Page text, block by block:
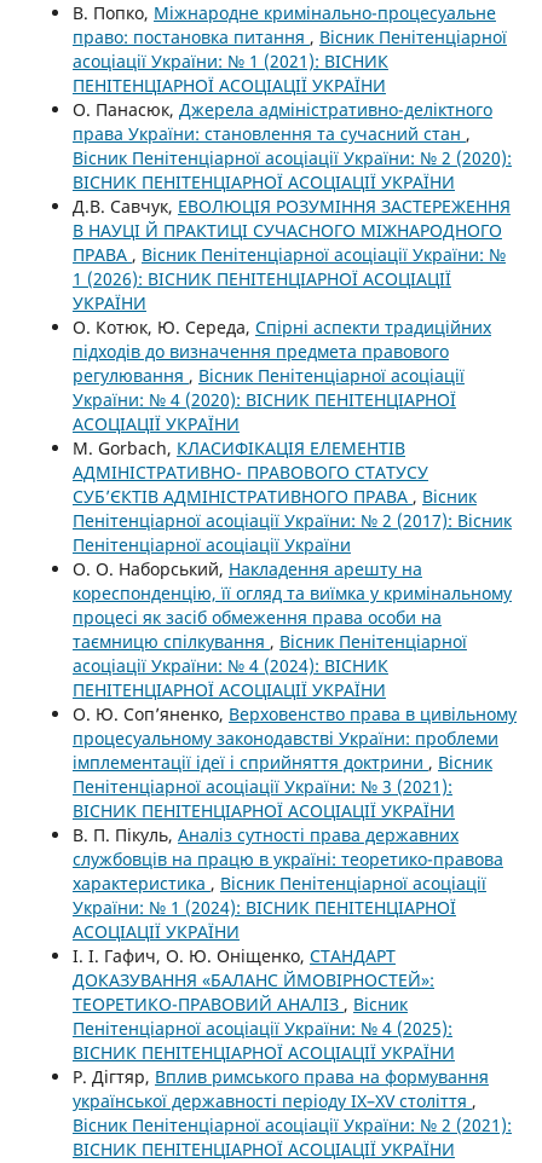
В. Попко, Міжнародне кримінально-процесуальне
право: постановка питання , Вісник Пенітенціарної
асоціації України: № 1 (2021): ВІСНИК
ПЕНІТЕНЦІАРНОЇ АСОЦІАЦІЇ УКРАЇНИ
О. Панасюк, Джерела адміністративно-деліктного
права України: становлення та сучасний стан ,
Вісник Пенітенціарної асоціації України: № 2 (2020):
ВІСНИК ПЕНІТЕНЦІАРНОЇ АСОЦІАЦІЇ УКРАЇНИ
Д.В. Савчук, ЕВОЛЮЦІЯ РОЗУМІННЯ ЗАСТЕРЕЖЕННЯ
В НАУЦІ Й ПРАКТИЦІ СУЧАСНОГО МІЖНАРОДНОГО
ПРАВА , Вісник Пенітенціарної асоціації України: №
1 (2026): ВІСНИК ПЕНІТЕНЦІАРНОЇ АСОЦІАЦІЇ
УКРАЇНИ
О. Котюк, Ю. Середа, Спірні аспекти традиційних
підходів до визначення предмета правового
регулювання , Вісник Пенітенціарної асоціації
України: № 4 (2020): ВІСНИК ПЕНІТЕНЦІАРНОЇ
АСОЦІАЦІЇ УКРАЇНИ
M. Gorbach, КЛАСИФІКАЦІЯ ЕЛЕМЕНТІВ
АДМІНІСТРАТИВНО- ПРАВОВОГО СТАТУСУ
СУБ’ЄКТІВ АДМІНІСТРАТИВНОГО ПРАВА , Вісник
Пенітенціарної асоціації України: № 2 (2017): Вісник
Пенітенціарної асоціації України
О. О. Наборський, Накладення арешту на
кореспонденцію, її огляд та виїмка у кримінальному
процесі як засіб обмеження права особи на
таємницю спілкування , Вісник Пенітенціарної
асоціації України: № 4 (2024): ВІСНИК
ПЕНІТЕНЦІАРНОЇ АСОЦІАЦІЇ УКРАЇНИ
О. Ю. Соп’яненко, Верховенство права в цивільному
процесуальному законодавстві України: проблеми
імплементації ідеї і сприйняття доктрини , Вісник
Пенітенціарної асоціації України: № 3 (2021):
ВІСНИК ПЕНІТЕНЦІАРНОЇ АСОЦІАЦІЇ УКРАЇНИ
В. П. Пікуль, Аналіз сутності права державних
службовців на працю в україні: теоретико-правова
характеристика , Вісник Пенітенціарної асоціації
України: № 1 (2024): ВІСНИК ПЕНІТЕНЦІАРНОЇ
АСОЦІАЦІЇ УКРАЇНИ
І. І. Гафич, О. Ю. Оніщенко, СТАНДАРТ
ДОКАЗУВАННЯ «БАЛАНС ЙМОВІРНОСТЕЙ»:
ТЕОРЕТИКО-ПРАВОВИЙ АНАЛІЗ , Вісник
Пенітенціарної асоціації України: № 4 (2025):
ВІСНИК ПЕНІТЕНЦІАРНОЇ АСОЦІАЦІЇ УКРАЇНИ
Р. Дігтяр, Вплив римського права на формування
української державності періоду IX–XV століття ,
Вісник Пенітенціарної асоціації України: № 2 (2021):
ВІСНИК ПЕНІТЕНЦІАРНОЇ АСОЦІАЦІЇ УКРАЇНИ